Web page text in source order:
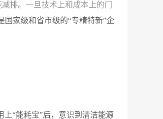
排。一旦技术上和成本上的门
国家级和省市级的“专精特新”企
“能耗宝”后，意识到清洁能源